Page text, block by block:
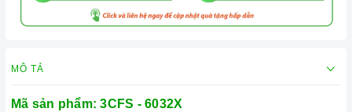
MÔ TẢ
Mã sản phẩm:3CFS - 6032X